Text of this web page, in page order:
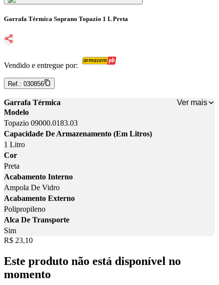
Garrafa Térmica Soprano Topazio 1 L Preta
Vendido e entregue por:
Ref.: 030856
Garrafa Térmica
Ver mais
Modelo
Topazio 09000.0183.03
Capacidade De Armazenamento (Em Litros)
1 Litro
Cor
Preta
Acabamento Interno
Ampola De Vidro
Acabamento Externo
Polipropileno
Alca De Transporte
Sim
Price:
R$ 23,10
Este produto não está disponível no
momento